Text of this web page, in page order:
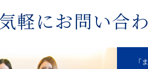
軽にお問い合
「